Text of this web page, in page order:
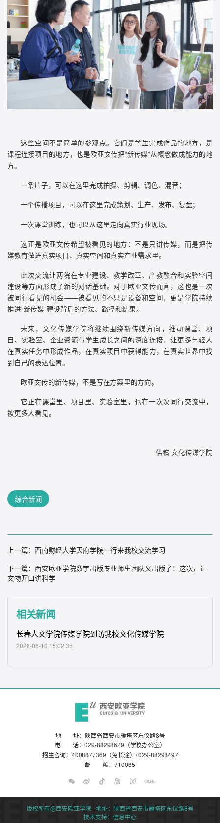
这些空间不是简单的参观点。它们是学生完成作品的地方，是
课程连接项目的地方，也是欧亚文传把“新传媒”从概念做成能力的地
方。
一条片子，可以在这里完成拍摄、剪辑、调色、混音；
一个传播项目，可以在这里完成策划、生产、发布、复盘；
一次课堂训练，也可以从这里走向真实行业现场。
这正是欧亚文传希望被看见的地方：不是只讲传媒，而是把传
媒教育做进真实项目、真实空间和真实产业需求里。
此次交流让两院在专业建设、教学改革、产教融合和实验空间
建设等方面形成了新的对话基础。对于欧亚文传而言，这也是一次
被同行看见的机会——被看见的不只是设备和空间，更是学院持续
推进“新传媒”建设背后的方法、路径和结果。
未来，文化传媒学院将继续围绕新传媒方向，推动课堂、项
目、实验室、企业资源与学生成长之间的深度连接，让更多年轻人
在真实任务中形成作品，在真实项目中获得能力，在真实世界中找
到自己的表达位置。
欧亚文传的新传媒，不是写在方案里的方向。
它正在课堂里、项目里、实验室里，也在一次次同行交流中，
被更多人看见。
供稿 文化传媒学院
综合新闻
上一篇： 西南财经大学天府学院一行来我校交流学习
下一篇： 西安欧亚学院数字出版专业师生团队又出版了！这次，让
文物开口讲科学
相关新闻
长春人文学院传媒学院到访我校文化传媒学院
2026-06-10 15:02:35
地 址：陕西省西安市雁塔区东仪路8号
电 话： 029-88298629 （学校办公室）
招生咨询： 4008877369 （免长途）/029-88298497
邮 编：710065
版权所有@西安欧亚学院 地址：陕西省西安市雁塔区东仪路8号
技术支持：信息中心